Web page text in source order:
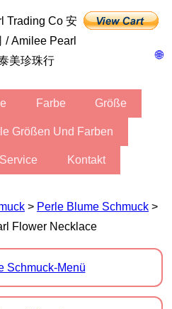
🌐
/ Amilee Pearl
美珍珠行
Farbe Größe
Größen Und Farben
Kontakt
> Perle Blume Schmuck >
Flower Necklace
Schmuck-Menü